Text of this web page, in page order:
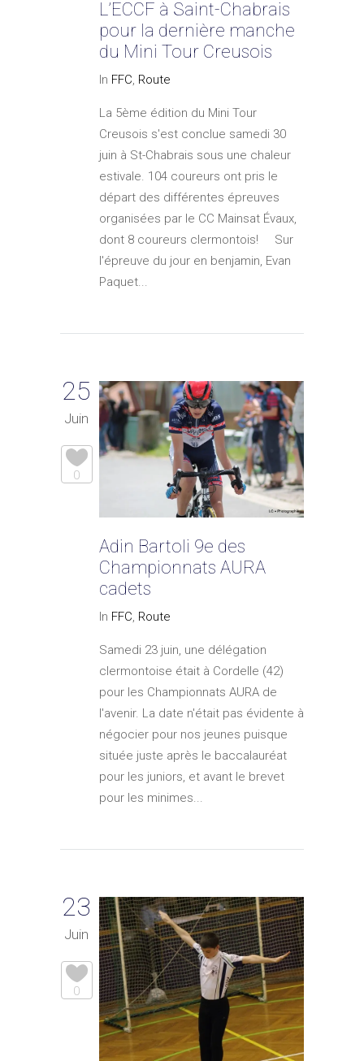
L’ECCF à Saint-Chabrais
pour la dernière manche
du Mini Tour Creusois
In FFC, Route
La 5ème édition du Mini Tour
Creusois s'est conclue samedi 30
juin à St-Chabrais sous une chaleur
estivale. 104 coureurs ont pris le
départ des différentes épreuves
organisées par le CC Mainsat Évaux,
dont 8 coureurs clermontois! Sur
l'épreuve du jour en benjamin, Evan
Paquet...
25
Juin
0
Adin Bartoli 9e des
Championnats AURA
cadets
In FFC, Route
Samedi 23 juin, une délégation
clermontoise était à Cordelle (42)
pour les Championnats AURA de
l'avenir. La date n'était pas évidente à
négocier pour nos jeunes puisque
située juste après le baccalauréat
pour les juniors, et avant le brevet
pour les minimes...
23
Juin
0